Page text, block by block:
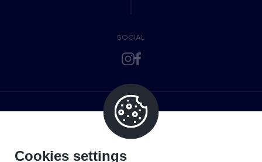
SOCIAL
Cookies settings